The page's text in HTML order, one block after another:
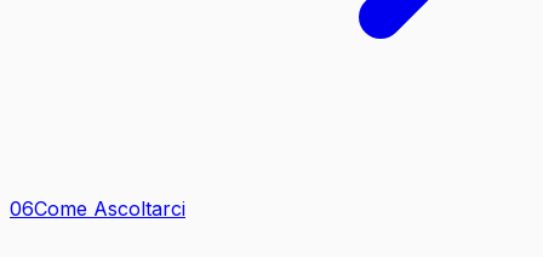
06Come Ascoltarci